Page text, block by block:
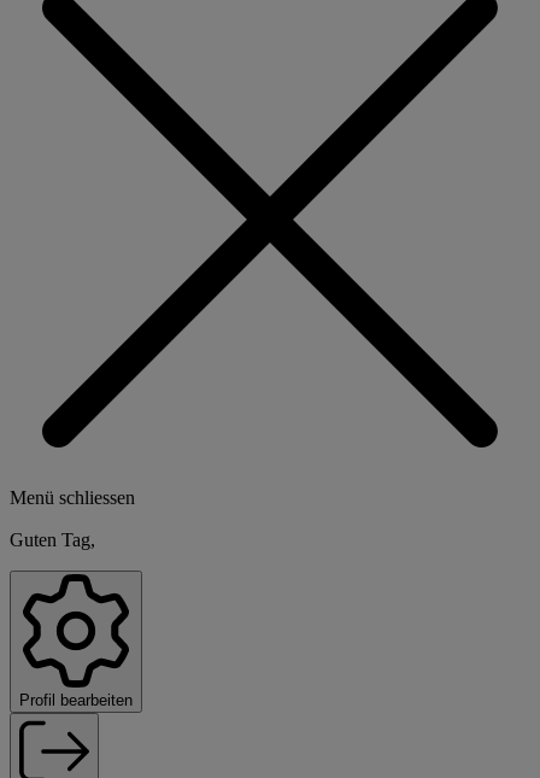
Menü schliessen
Guten Tag,
Profil bearbeiten